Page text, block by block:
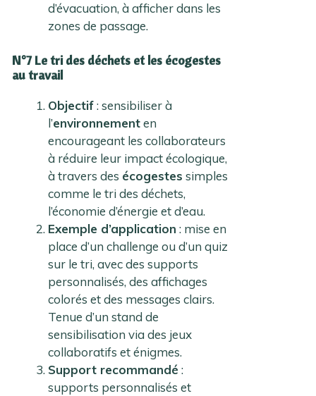
d’évacuation, à afficher dans les
zones de passage.
N°7 Le tri des déchets et les écogestes
au travail
Objectif: sensibiliser à
l’environnementen
encourageant les collaborateurs
à réduire leur impact écologique,
à travers des écogestes simples
comme le tri des déchets,
l’économie d’énergie et d’eau.
Exemple d’application : mise en
place d’un challenge ou d’un quiz
sur le tri, avec des supports
personnalisés, des affichages
colorés et des messages clairs.
Tenue d’un stand de
sensibilisation via des jeux
collaboratifs et énigmes.
Support recommandé :
supports personnalisés et